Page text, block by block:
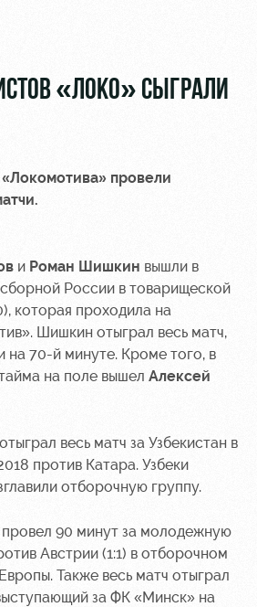
Информация
Банковская
карта
«Локомотив»
Заставки
Карта
болельщика
Программа
Информация
для
болельщиков
«ЛОКО» СЫГРАЛИ
провели
и Роман Шишкин вышли в
России в товарищеской
которая проходила на
Шишкин отыграл весь матч,
на 70-й минуте. Кроме того, в
на поле вышел Алексей
отыграл весь матч за Узбекистан в
против Катара. Узбеки
отборочную группу.
провел 90 минут за молодежную
Австрии (1:1) в отборочном
Также весь матч отыграл
за ФК «Минск» на